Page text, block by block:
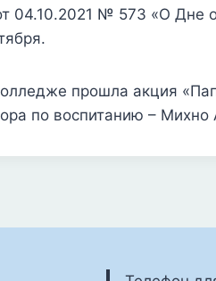
04.10.2021 № 573 «О Дне
прошла акция
по воспитанию – Михно